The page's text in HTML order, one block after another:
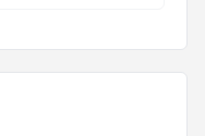
söylediklerimi